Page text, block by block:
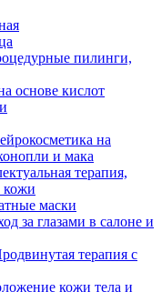
пилинги,
основе кислот
на
и мака
терапия,
кожи
маски
за глазами в салоне и
терапия с
кожи тела и